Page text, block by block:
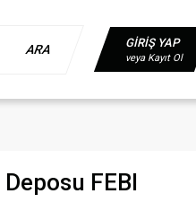
ARA GİRİŞ YAP
veya Kayıt Ol
FEBI